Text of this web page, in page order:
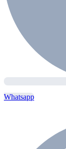
Whatsapp